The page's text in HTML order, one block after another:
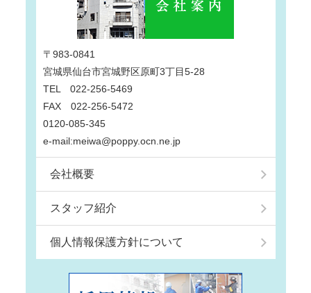
〒983-0841
宮城県仙台市宮城野区原町3丁目5-28
TEL 022-256-5469
FAX 022-256-5472
0120-085-345
e-mail:meiwa@poppy.ocn.ne.jp
会社概要
スタッフ紹介
個人情報保護方針について